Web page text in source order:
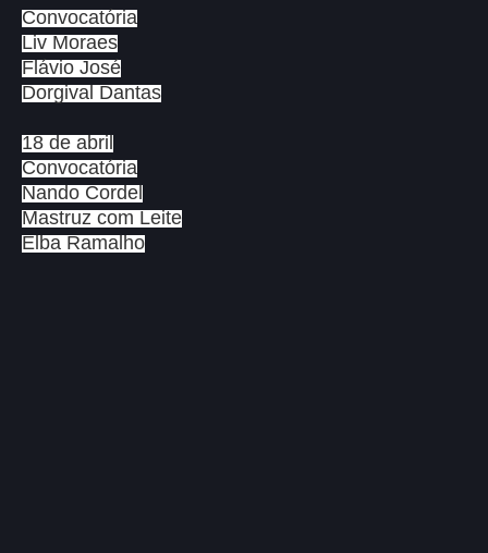
Convocatória
Liv Moraes
Flávio José
Dorgival Dantas
18 de abril
Convocatória
Nando Cordel
Mastruz com Leite
Elba Ramalho